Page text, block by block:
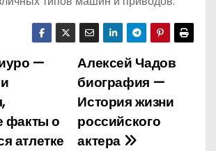
Алексей Чадов
биография —
История жизни
российского
актера
—
факты о
атлетке